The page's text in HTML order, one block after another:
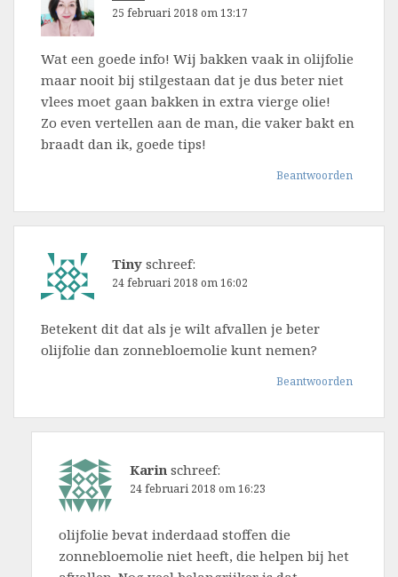
25 februari 2018 om 13:17
Wat een goede info! Wij bakken vaak in olijfolie
maar nooit bij stilgestaan dat je dus beter niet
vlees moet gaan bakken in extra vierge olie!
Zo even vertellen aan de man, die vaker bakt en
braadt dan ik, goede tips!
Beantwoorden
Tiny schreef:
24 februari 2018 om 16:02
Betekent dit dat als je wilt afvallen je beter
olijfolie dan zonnebloemolie kunt nemen?
Beantwoorden
Karin schreef:
24 februari 2018 om 16:23
olijfolie bevat inderdaad stoffen die
zonnebloemolie niet heeft, die helpen bij het